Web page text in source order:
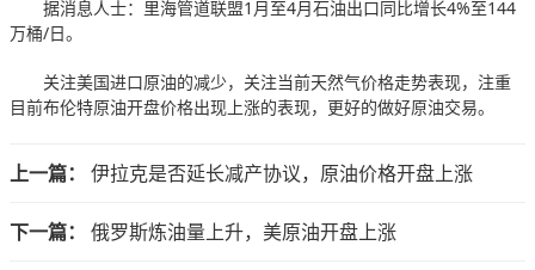
据消息人士：里海管道联盟1月至4月石油出口同比增长4%至144
万桶/日。
关注美国进口原油的减少，关注当前天然气价格走势表现，注重
目前布伦特原油开盘价格出现上涨的表现，更好的做好原油交易。
上一篇： 伊拉克是否延长减产协议，原油价格开盘上涨
下一篇： 俄罗斯炼油量上升，美原油开盘上涨